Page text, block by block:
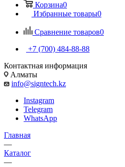
Корзина0
Избранные товары0
Сравнение товаров0
+7 (700) 484-88-88
Контактная информация
Алматы
info@signtech.kz
Instagram
Telegram
WhatsApp
Главная
—
Каталог
—